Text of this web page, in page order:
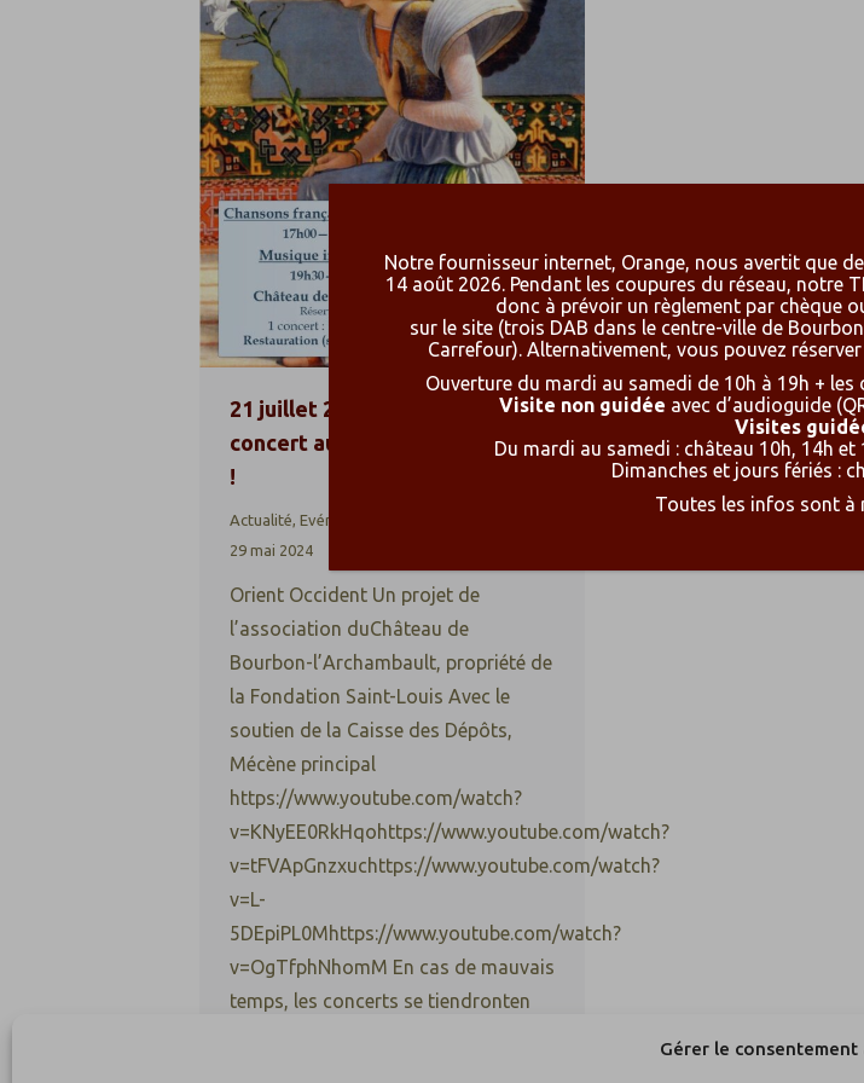
Gérer le consentement
21 juillet 2024 – un double
concert au château de Bourbon
!
Actualité, Evénements
29 mai 2024
Orient Occident Un projet de
l’association duChâteau de
Bourbon-l’Archambault, propriété de
la Fondation Saint-Louis Avec le
soutien de la Caisse des Dépôts,
Mécène principal
https://www.youtube.com/watch?
v=KNyEE0RkHqohttps://www.youtube.com/watch?
v=tFVApGnzxuchttps://www.youtube.com/watch?
v=L-
5DEpiPL0Mhttps://www.youtube.com/watch?
v=OgTfphNhomM En cas de mauvais
temps, les concerts se tiendronten
Notre fournisseur internet, Orange, nous avertit que
14 août 2026. Pendant les coupures du réseau, notre
donc à prévoir un règlement par chèque
sur le site (trois DAB dans le centre-ville de
Carrefour). Alternativement, vous pouvez
Ouverture du mardi au samedi de 10h à 19h +
Visite non guidée avec d’audioguide
Visites
Du mardi au samedi : château 10h, 14h
Dimanches et jours fériés :
Toutes les infos sont à